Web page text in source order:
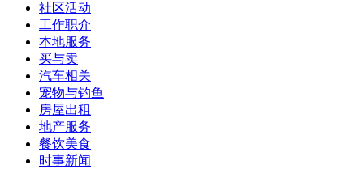
社区活动
工作职介
本地服务
买与卖
汽车相关
宠物与钓鱼
房屋出租
地产服务
餐饮美食
时事新闻